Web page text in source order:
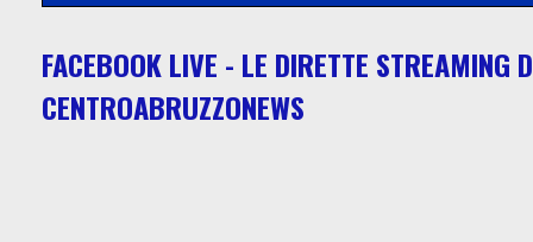
FACEBOOK LIVE - LE DIRETTE STREAMING
CENTROABRUZZONEWS